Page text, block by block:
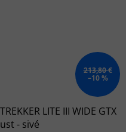
213,80 €
–10 %
LITE III WIDE GTX
- sivé